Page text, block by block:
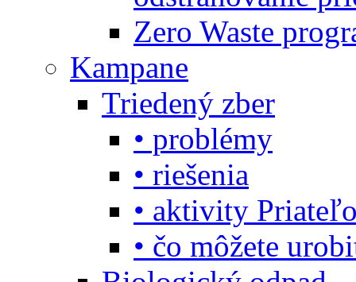
Zero Waste
Kampane
Triedený zber
• problémy
• riešenia
• aktivity
• čo môžete